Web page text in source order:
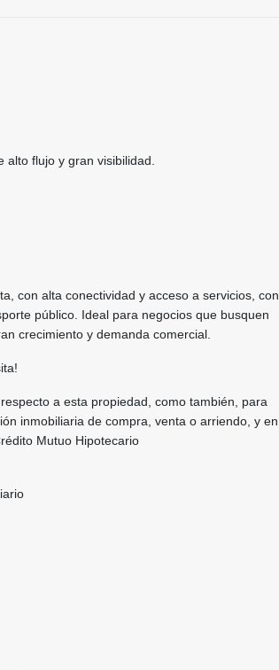
alto flujo y gran visibilidad.
con alta conectividad y acceso a servicios, con
público. Ideal para negocios que busquen
crecimiento y demanda comercial.
a esta propiedad, como también, para
inmobiliaria de compra, venta o arriendo, y en
Mutuo Hipotecario